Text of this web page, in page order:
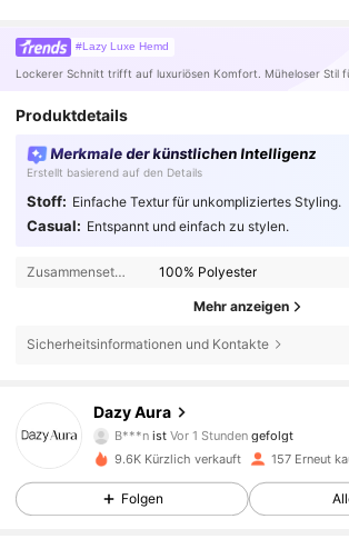
#Lazy Luxe Hemd
Lockerer Schnitt trifft auf luxuriösen Komfort. Müheloser Stil
Produktdetails
Merkmale der künstlichen Intelligenz
Erstellt basierend auf den Details
Stoff: Einfache Textur für unkompliziertes Styling.
Casual: Entspannt und einfach zu stylen.
Zusammensetzung: 100% Polyester
Mehr anzeigen
Sicherheitsinformationen und Kontakte
Dazy Aura
B***nist Vor 1 Stundengefolgt
9.6K Kürzlich verkauft 157 Erneut
Folgen